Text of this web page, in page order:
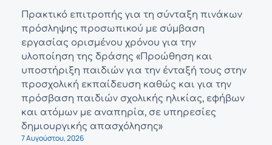
Πρακτικό επιτροπής για τη σύνταξη πινάκων
πρόσληψης προσωπικού με σύμβαση
εργασίας ορισμένου χρόνου για την
υλοποίηση της δράσης «Προώθηση και
υποστήριξη παιδιών για την ένταξή τους στην
προσχολική εκπαίδευση καθώς και για την
πρόσβαση παιδιών σχολικής ηλικίας, εφήβων
και ατόμων με αναπηρία, σε υπηρεσίες
δημιουργικής απασχόλησης»
7 Αυγούστου, 2026